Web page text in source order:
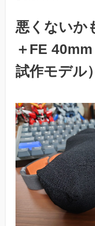
悪くないか
＋FE
試作モデル）